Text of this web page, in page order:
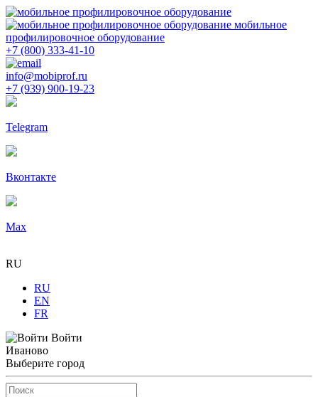
мобильное
профилировочное оборудование
+7 (800) 333-41-10
info@mobiprof.ru
+7 (939) 900-19-23
Telegram
Вконтакте
Max
RU
RU
EN
FR
Войти
Иваново
Выберите город